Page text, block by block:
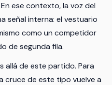
ese contexto, la voz del
señal interna: el vestuario
como un competidor
de segunda fila.
allá de este partido. Para
cruce de este tipo vuelve a